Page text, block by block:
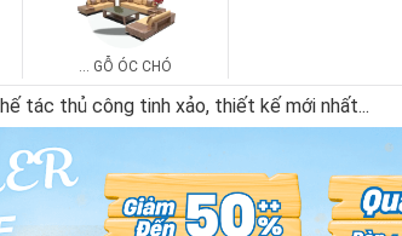
... GỖ ÓC CHÓ
tác thủ công tinh xảo, thiết kế mới nhất...